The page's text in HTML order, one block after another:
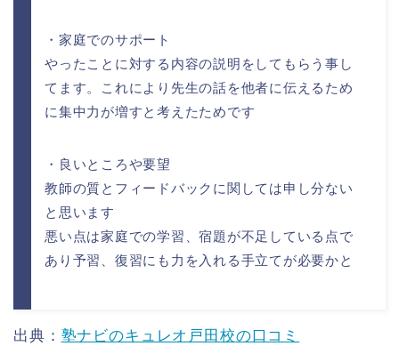
・家庭でのサポート
やったことに対する内容の説明をしてもらう事し
てます。これにより先生の話を他者に伝えるため
に集中力が増すと考えたためです
・良いところや要望
教師の質とフィードバックに関しては申し分ない
と思います
悪い点は家庭での学習、宿題が不足している点で
あり予習、復習にも力を入れる手立てが必要かと
出典： 塾ナビのキュレオ戸田校の口コミ